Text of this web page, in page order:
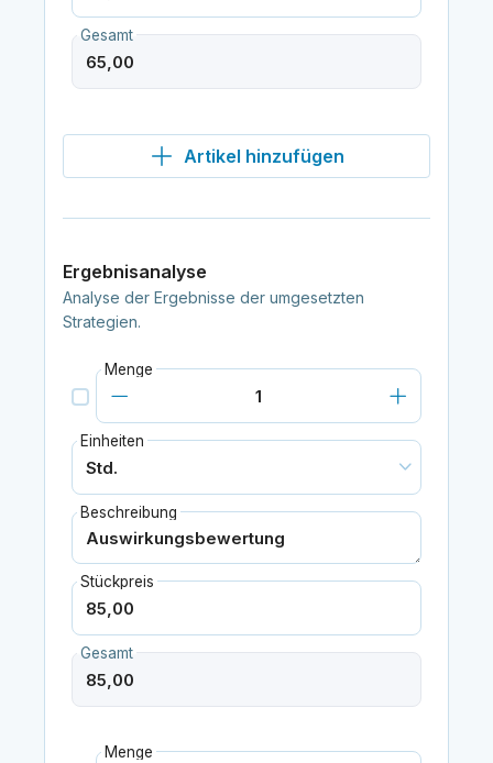
Gesamt
Artikel hinzufügen
Ergebnisanalyse
Analyse der Ergebnisse der umgesetzten
Strategien.
Menge
Einheiten
Beschreibung
Stückpreis
Gesamt
Menge